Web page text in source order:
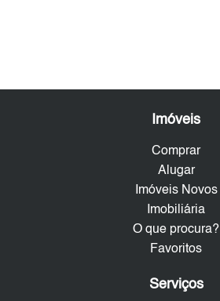
Imóveis
Comprar
Alugar
Imóveis Novos
Imobiliária
O que procura?
Favoritos
Serviços